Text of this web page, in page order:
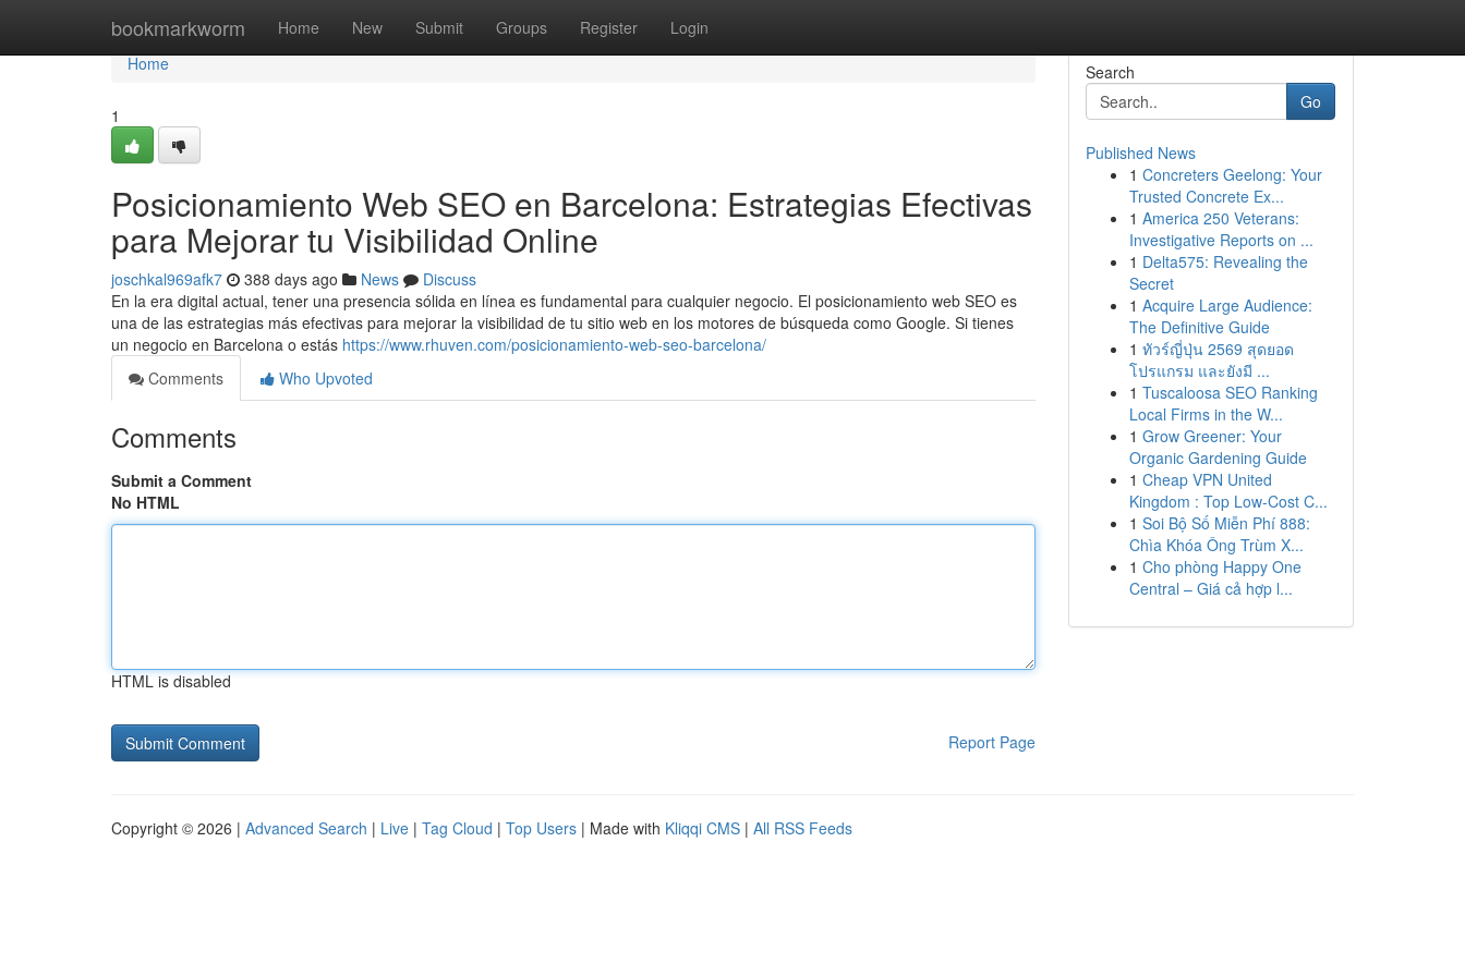
bookmarkworm Home New Submit Groups Register Login
Home
Home
1
Posicionamiento Web SEO en Barcelona: Estrategias Efectivas
para Mejorar tu Visibilidad Online
joschkal969afk7 388 days ago News
Discuss
En la era digital actual, tener una presencia sólida en línea es fundamental para cualquier negocio. El posicionamiento web SEO es
una de las estrategias más efectivas para mejorar la visibilidad de tu sitio web en los motores de búsqueda como Google. Si tienes
un negocio en Barcelona o estás https://www.rhuven.com/posicionamiento-web-seo-barcelona/
Comments
Who Upvoted
Comments
Submit a Comment
No HTML
HTML is disabled
Report Page
Search
Go
Published News
1 Concreters Geelong: Your
Trusted Concrete Ex...
1 America 250 Veterans:
Investigative Reports on ...
1 Delta575: Revealing the
Secret
1 Acquire Large Audience:
The Definitive Guide
1 ทัวร์ญี่ปุ่น 2569 สุดยอด
โปรแกรม และยังมี ...
1 Tuscaloosa SEO Ranking
Local Firms in the W...
1 Grow Greener: Your
Organic Gardening Guide
1 Cheap VPN United
Kingdom : Top Low-Cost C...
1 Soi Bộ Số Miễn Phí 888:
Chìa Khóa Ông Trùm X...
1 Cho phòng Happy One
Central – Giá cả hợp l...
Copyright © 2026 | Advanced Search | Live | Tag Cloud | Top Users | Made with Kliqqi CMS | All RSS Feeds